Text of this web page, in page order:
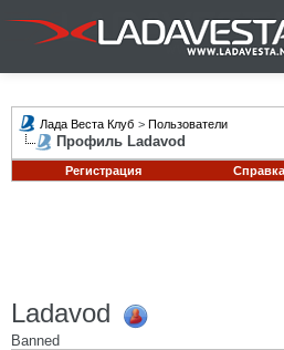
Лада Веста Клуб > Пользователи
Профиль Ladavod
Регистрация Справка
Ladavod
Banned